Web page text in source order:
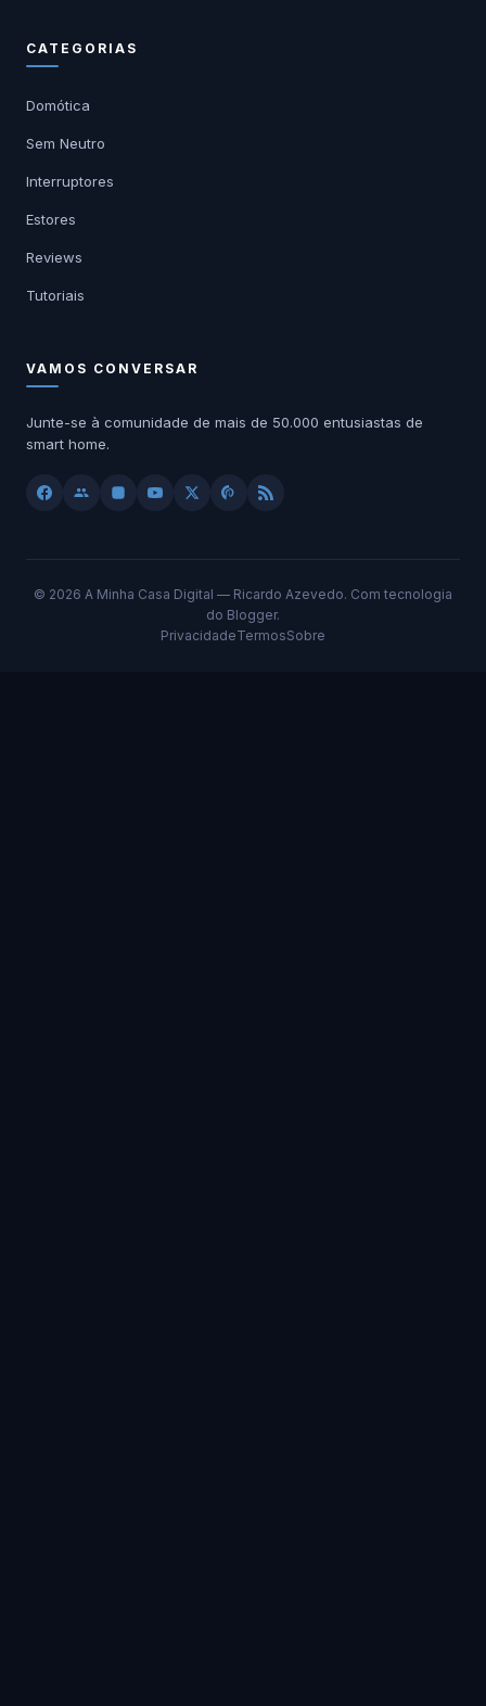
CATEGORIAS
Domótica
Sem Neutro
Interruptores
Estores
Reviews
Tutoriais
VAMOS CONVERSAR
Junte-se à comunidade de mais de 50.000 entusiastas de
smart home.
© 2026 A Minha Casa Digital — Ricardo Azevedo. Com tecnologia
do Blogger.
PrivacidadeTermosSobre